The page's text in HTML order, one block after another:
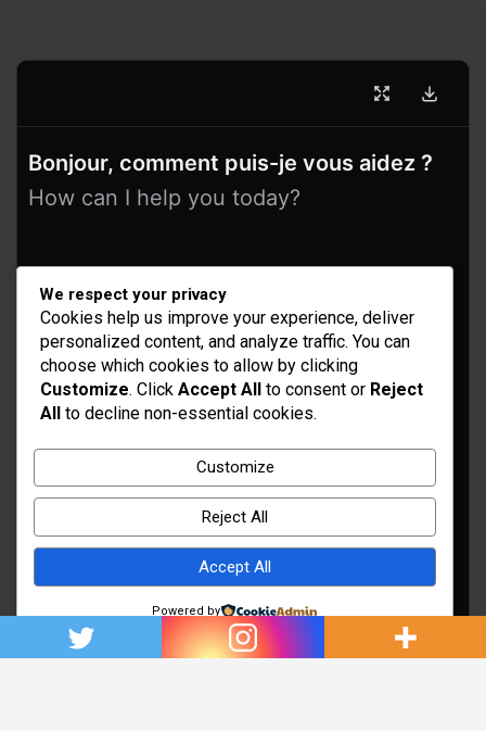
Bonjour, comment puis-je vous aidez ?
How can I help you today?
Idées d’aménagement et déco
Conseil bricolage et jardinage
Choix d'outillage et de matériaux
We respect your privacy
Cookies help us improve your experience, deliver
personalized content, and analyze traffic. You can
choose which cookies to allow by clicking
Customize. Click Accept All to consent or Reject
All to decline non-essential cookies.
Customize
Reject All
Accept All
Powered by